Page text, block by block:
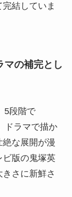
結していま
の補完とし
5段階で
ドラマで描か
な展開が漫
ビ版の鬼塚英
さに新鮮さ